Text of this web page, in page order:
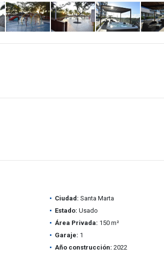
Ciudad: Santa Marta
Estado: Usado
Área Privada: 150 m²
Garaje: 1
Año construcción: 2022